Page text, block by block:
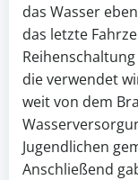
das Wasser
das letzte
die verwendet
weit von dem
Jugendlichen
Anschließend